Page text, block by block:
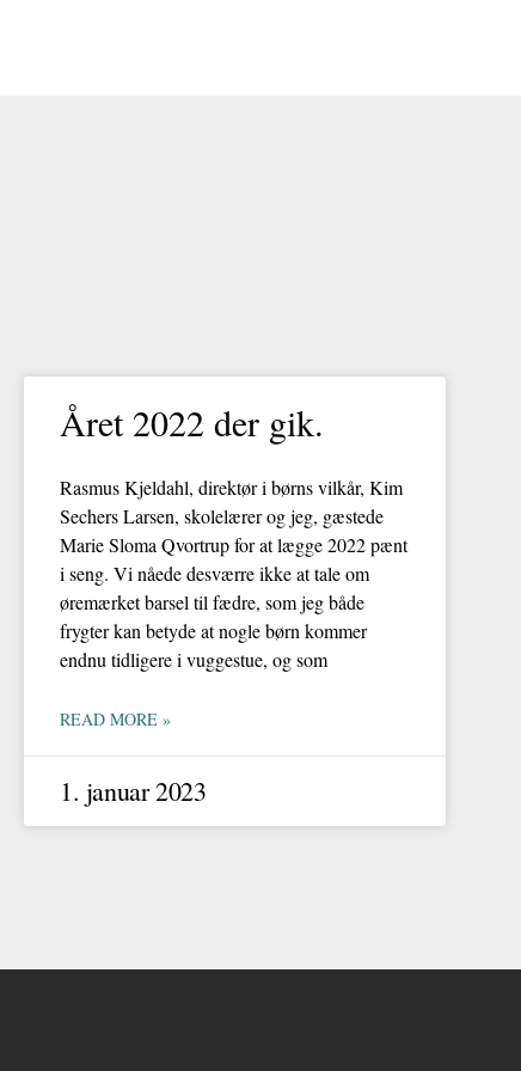
Året 2022 der gik.
Rasmus Kjeldahl, direktør i børns vilkår, Kim
Sechers Larsen, skolelærer og jeg, gæstede
Marie Sloma Qvortrup for at lægge 2022 pænt
i seng. Vi nåede desværre ikke at tale om
øremærket barsel til fædre, som jeg både
frygter kan betyde at nogle børn kommer
endnu tidligere i vuggestue, og som
READ MORE »
1. januar 2023